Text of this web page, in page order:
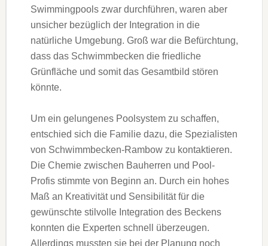
Swimmingpools zwar durchführen, waren aber
unsicher bezüglich der Integration in die
natürliche Umgebung. Groß war die Befürchtung,
dass das Schwimmbecken die friedliche
Grünfläche und somit das Gesamtbild stören
könnte.
Um ein gelungenes Poolsystem zu schaffen,
entschied sich die Familie dazu, die Spezialisten
von Schwimmbecken-Rambow zu kontaktieren.
Die Chemie zwischen Bauherren und Pool-
Profis stimmte von Beginn an. Durch ein hohes
Maß an Kreativität und Sensibilität für die
gewünschte stilvolle Integration des Beckens
konnten die Experten schnell überzeugen.
Allerdings mussten sie bei der Planung noch